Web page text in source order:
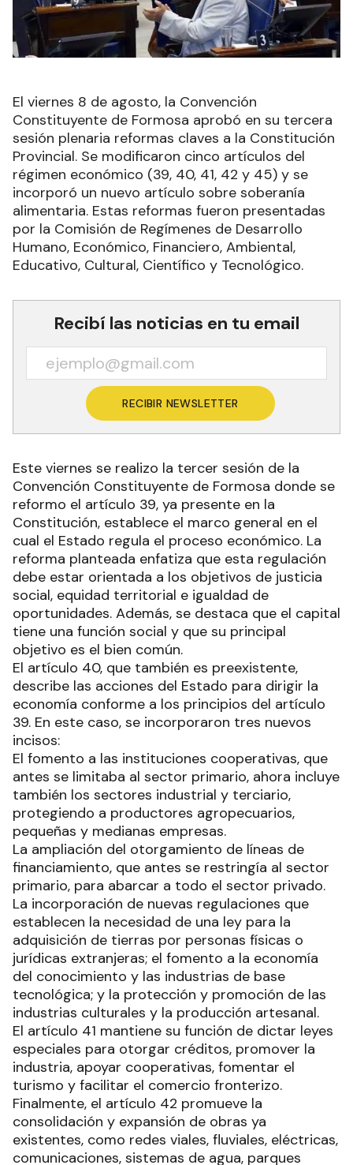
El viernes 8 de agosto, la Convención
Constituyente de Formosa aprobó en su tercera
sesión plenaria reformas claves a la Constitución
Provincial. Se modificaron cinco artículos del
régimen económico (39, 40, 41, 42 y 45) y se
incorporó un nuevo artículo sobre soberanía
alimentaria. Estas reformas fueron presentadas
por la Comisión de Regímenes de Desarrollo
Humano, Económico, Financiero, Ambiental,
Educativo, Cultural, Científico y Tecnológico.
Recibí las noticias en tu email
RECIBIR NEWSLETTER
Este viernes se realizo la tercer sesión de la
Convención Constituyente de Formosa donde se
reformo el artículo 39, ya presente en la
Constitución, establece el marco general en el
cual el Estado regula el proceso económico. La
reforma planteada enfatiza que esta regulación
debe estar orientada a los objetivos de justicia
social, equidad territorial e igualdad de
oportunidades. Además, se destaca que el capital
tiene una función social y que su principal
objetivo es el bien común.
El artículo 40, que también es preexistente,
describe las acciones del Estado para dirigir la
economía conforme a los principios del artículo
39. En este caso, se incorporaron tres nuevos
incisos:
El fomento a las instituciones cooperativas, que
antes se limitaba al sector primario, ahora incluye
también los sectores industrial y terciario,
protegiendo a productores agropecuarios,
pequeñas y medianas empresas.
La ampliación del otorgamiento de líneas de
financiamiento, que antes se restringía al sector
primario, para abarcar a todo el sector privado.
La incorporación de nuevas regulaciones que
establecen la necesidad de una ley para la
adquisición de tierras por personas físicas o
jurídicas extranjeras; el fomento a la economía
del conocimiento y las industrias de base
tecnológica; y la protección y promoción de las
industrias culturales y la producción artesanal.
El artículo 41 mantiene su función de dictar leyes
especiales para otorgar créditos, promover la
industria, apoyar cooperativas, fomentar el
turismo y facilitar el comercio fronterizo.
Finalmente, el artículo 42 promueve la
consolidación y expansión de obras ya
existentes, como redes viales, fluviales, eléctricas,
comunicaciones, sistemas de agua, parques